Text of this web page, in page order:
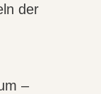
der
–